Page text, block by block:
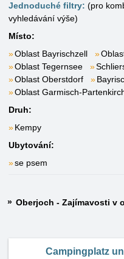
Jednoduché filtry: (pro
vyhledávání výše)
Místo:
Oblast Bayrischzell
Oblast Tegernsee
Oblast Oberstdorf
Oblast Garmisch-
Druh:
Kempy
Ubytování:
se psem
Oberjoch - Zajímavosti v
Campingplatz